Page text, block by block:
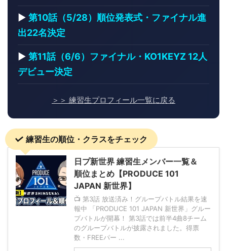
▶ 第10話（5/28）順位発表式・ファイナル進
出22名決定
▶ 第11話（6/6）ファイナル・KO1KEYZ 12人
デビュー決定
＞＞ 練習生プロフィール一覧に戻る
練習生の順位・クラスをチェック
日プ新世界 練習生メンバー一覧＆
順位まとめ【PRODUCE 101
JAPAN 新世界】
📺 第3話 放送済み！グループバトル結果を速
報中 「PRODUCE 101 JAPAN 新世界」グルー
プバトルが開幕！ 第3話では前半4曲8チーム
のグループバトルが披露されました。得票
数・FREEパー ...